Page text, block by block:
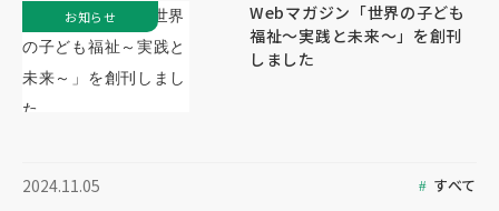
Webマガジン「世界の子ども
福祉～実践と未来～」を創刊
しました
2024.11.05 すべて
お知らせ